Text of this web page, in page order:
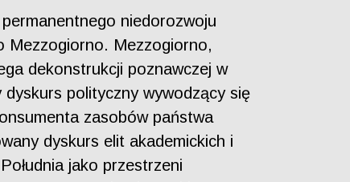
niedorozwoju
Mezzogiorno. Mezzogiorno,
dekonstrukcji poznawczej w
polityczny wywodzący się
zasobów państwa
dyskurs elit akademickich i
jako przestrzeni